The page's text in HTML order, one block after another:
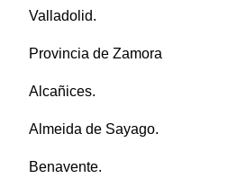
Valladolid.
Provincia de Zamora
Alcañices.
Almeida de Sayago.
Benavente.